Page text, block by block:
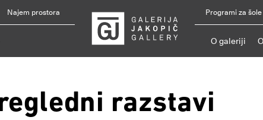
Najem prostora Programi za šole
O galeriji
razstavi